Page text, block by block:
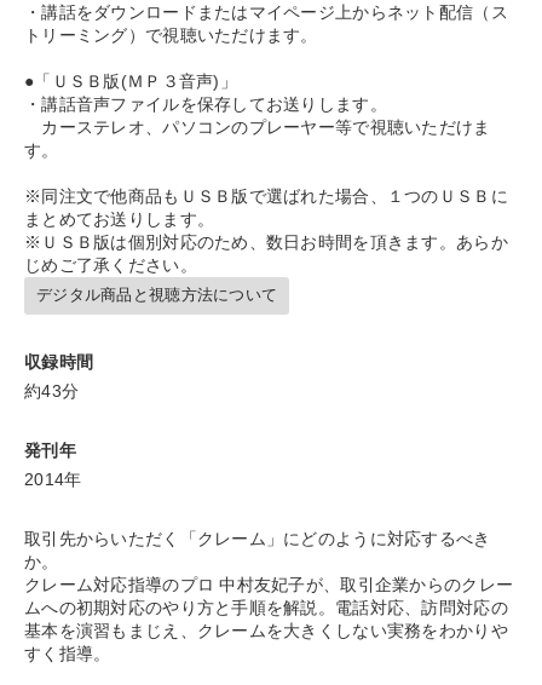
キーワード
ランチェスター戦略 交渉 M&A コロナ禍対策
多様性・ダイバーシティ
※「更新」を押すと「カテゴリー」「目的別」「キーワード」を更新いただけます。
local_offer タグから探す
タグ・キーワード
資産保全
不動産投資
インバウンド 推薦 労務問題・人事対策 後継者
伝統・文化
・講話をダウンロードまたはマイページ上からネット配信（ス
トリーミング）で視聴いただけます。
●「ＵＳＢ版(ＭＰ３音声)」
・講話音声ファイルを保存してお送りします。
カーステレオ、パソコンのプレーヤー等で視聴いただけま
す。
※同注文で他商品もＵＳＢ版で選ばれた場合、１つのＵＳＢに
まとめてお送りします。
※ＵＳＢ版は個別対応のため、数日お時間を頂きます。あらか
じめご了承ください。
デジタル商品と視聴方法について
収録時間
約43分
発刊年
2014年
取引先からいただく「クレーム」にどのように対応するべき
か。
クレーム対応指導のプロ 中村友妃子が、取引企業からのクレー
ムへの初期対応のやり方と手順を解説。電話対応、訪問対応の
基本を演習もまじえ、クレームを大きくしない実務をわかりや
すく指導。